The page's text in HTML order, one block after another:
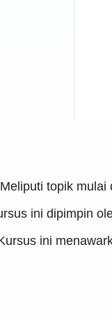
topik
ini dipimpin
ini